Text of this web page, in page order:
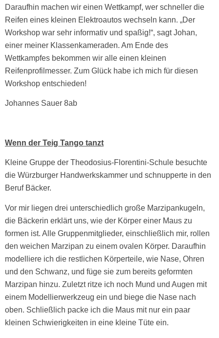
Daraufhin machen wir einen Wettkampf, wer schneller die
Reifen eines kleinen Elektroautos wechseln kann. „Der
Workshop war sehr informativ und spaßig!“, sagt Johan,
einer meiner Klassenkameraden. Am Ende des
Wettkampfes bekommen wir alle einen kleinen
Reifenprofilmesser. Zum Glück habe ich mich für diesen
Workshop entschieden!
Johannes Sauer 8ab
Wenn der Teig Tango tanzt
Kleine Gruppe der Theodosius-Florentini-Schule besuchte
die Würzburger Handwerkskammer und schnupperte in den
Beruf Bäcker.
Vor mir liegen drei unterschiedlich große Marzipankugeln,
die Bäckerin erklärt uns, wie der Körper einer Maus zu
formen ist. Alle Gruppenmitglieder, einschließlich mir, rollen
den weichen Marzipan zu einem ovalen Körper. Daraufhin
modelliere ich die restlichen Körperteile, wie Nase, Ohren
und den Schwanz, und füge sie zum bereits geformten
Marzipan hinzu. Zuletzt ritze ich noch Mund und Augen mit
einem Modellierwerkzeug ein und biege die Nase nach
oben. Schließlich packe ich die Maus mit nur ein paar
kleinen Schwierigkeiten in eine kleine Tüte ein.